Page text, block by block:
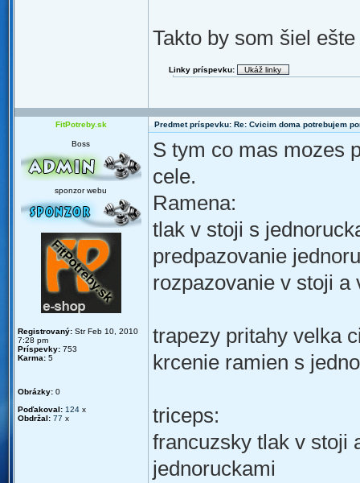
Takto by som šiel
Linky príspevku:
FitPotreby.sk Predmet príspevku: Re: Cvicim doma potrebujem
Boss
sponzor webu
Registrovaný: Str Feb 10, 2010
7:28 pm
Príspevky: 753
Karma: 5
Obrázky: 0
Poďakoval: 124 x
Obdržal: 77 x
S tym co mas mozes
cele.
Ramena:
tlak v stoji s
predpazovanie
rozpazovanie v stoji a
trapezy pritahy velka
krcenie ramien s
triceps:
francuzsky tlak v stoji
jednoruckami